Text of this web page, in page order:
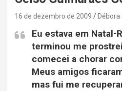
16 de dezembro de 2009 Débora
Eu estava em Natal-
terminou me
comecei a chorar
Meus amigos
mas fui me